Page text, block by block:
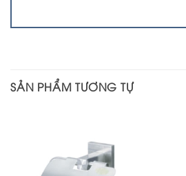
SẢN PHẨM TƯƠNG TỰ